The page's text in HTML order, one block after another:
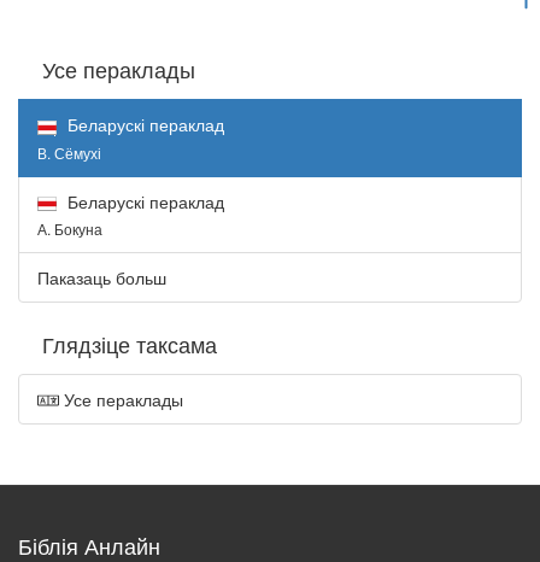
Усе пераклады
Беларускі пераклад
В. Сёмухі
Беларускі пераклад
А. Бокуна
Паказаць больш
Глядзіце таксама
Усе пераклады
Біблія Анлайн